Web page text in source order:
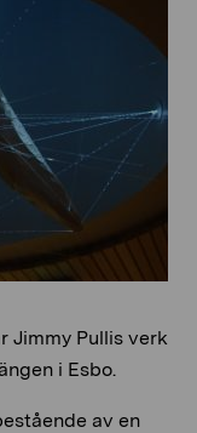
Jimmy Pullis verk
i Esbo.
av en